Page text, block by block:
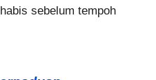
sebelum tempoh